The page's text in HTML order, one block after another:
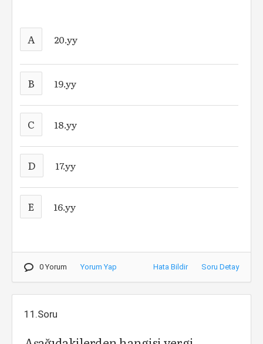
A 20.yy
B 19.yy
C 18.yy
D 17.yy
E 16.yy
0 Yorum Yorum Yap Hata Bildir Soru Detay
11.Soru